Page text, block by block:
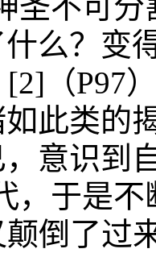
圣不可
么？变
[2]（P97
此类的
意识到
，于是
倒了过